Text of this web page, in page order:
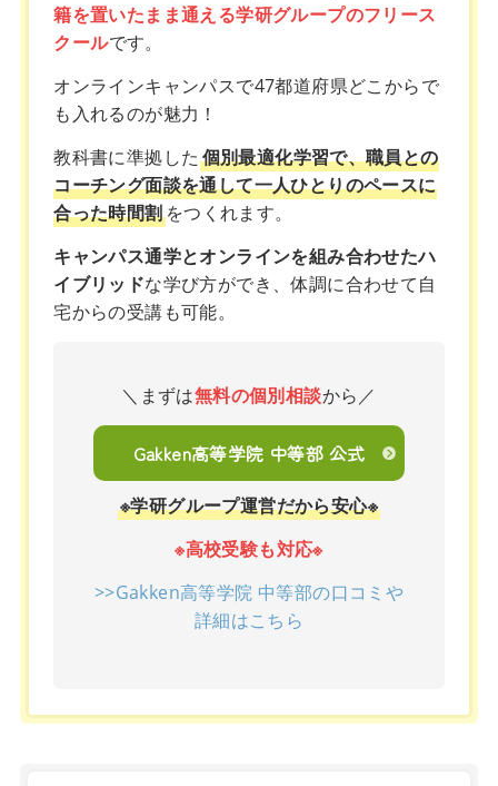
籍を置いたまま通える学研グループのフリース
クールです。
オンラインキャンパスで47都道府県どこからで
も入れるのが魅力！
教科書に準拠した 個別最適化学習で、職員との
コーチング面談を通して一人ひとりのペースに
合った時間割をつくれます。
キャンパス通学とオンラインを組み合わせたハ
イブリッドな学び方ができ、体調に合わせて自
宅からの受講も可能。
＼まずは無料の個別相談から／
Gakken高等学院 中等部 公式
※学研グループ運営だから安心※
※高校受験も対応※
>>Gakken高等学院 中等部の口コミや
詳細はこちら